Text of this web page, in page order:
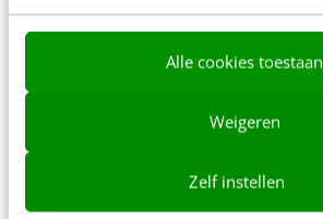
Alle cookies toestaan
Weigeren
Zelf instellen
Content & Communicatie
Social